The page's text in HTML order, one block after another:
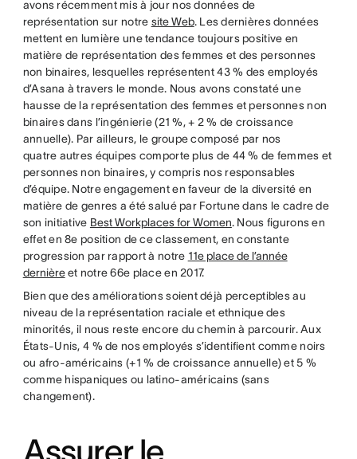
avons récemment mis à jour nos données de
représentation sur notre site Web. Les dernières données
mettent en lumière une tendance toujours positive en
matière de représentation des femmes et des personnes
non binaires, lesquelles représentent 43 % des employés
d’Asana à travers le monde. Nous avons constaté une
hausse de la représentation des femmes et personnes non
binaires dans l’ingénierie (21 %, + 2 % de croissance
annuelle). Par ailleurs, le groupe composé par nos
quatre autres équipes comporte plus de 44 % de femmes et
personnes non binaires, y compris nos responsables
d’équipe. Notre engagement en faveur de la diversité en
matière de genres a été salué par Fortune dans le cadre de
son initiative Best Workplaces for Women. Nous figurons en
effet en 8e position de ce classement, en constante
progression par rapport à notre 11e place de l’année
dernièreet notre 66e place en 2017.
Bien que des améliorations soient déjà perceptibles au
niveau de la représentation raciale et ethnique des
minorités, il nous reste encore du chemin à parcourir. Aux
États-Unis, 4 % de nos employés s’identifient comme noirs
ou afro-américains (+1 % de croissance annuelle) et 5 %
comme hispaniques ou latino-américains (sans
changement).
Assurer le